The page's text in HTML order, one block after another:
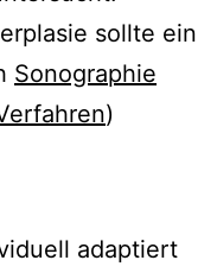
sollte ein
Sonographie
)
adaptiert